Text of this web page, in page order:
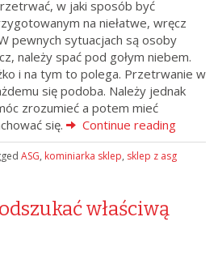
w jaki sposób być
na niełatwe, wręcz
pewnych sytuacjach są osoby
należy spać pod gołym niebem.
i na tym to polega. Przetrwanie w
się podoba. Należy jednak
zrozumieć a potem mieć
się.
Continue reading
ASG, kominiarka sklep, sklep z asg
właściwą